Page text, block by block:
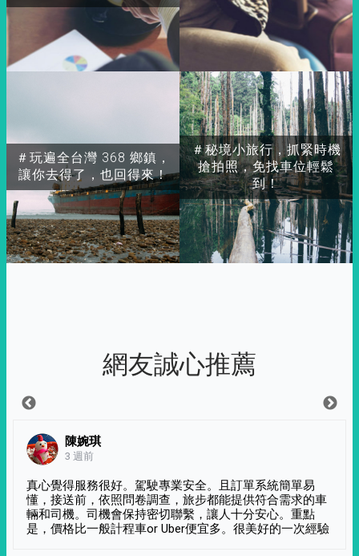
＃玩遍全台灣 368 鄉鎮，
讓你去得了，也回得來！
＃秘境小旅行，抓緊時機
搶拍照，免找車位輕鬆
到！
網友誠心推薦
陳婉琪
3 週前
真心覺得服務很好。駕駛專業安全。且訂單系統簡單易
懂，接送前，依照問卷調查，旅步都能提供符合需求的車
輛和司機。司機會保持密切聯繫，讓人十分安心。重點
是，價格比一般計程車or Uber便宜多。很美好的一次經驗